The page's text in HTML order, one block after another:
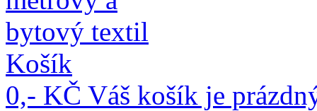
Košík
0,- KČ Váš košík je